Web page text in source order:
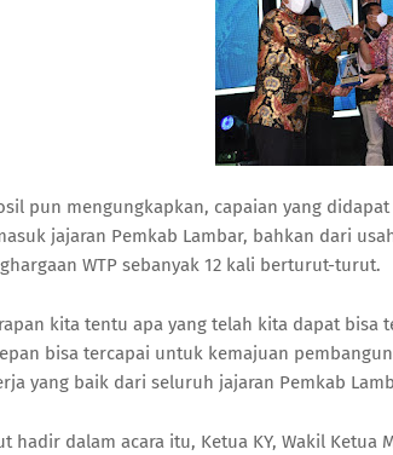
pun mengungkapkan, capaian yang
jajaran Pemkab Lambar, bahkan dari
WTP sebanyak 12 kali berturut-turut.
kita tentu apa yang telah kita dapat
bisa tercapai untuk kemajuan
yang baik dari seluruh jajaran Pemkab
hadir dalam acara itu, Ketua KY, Wakil